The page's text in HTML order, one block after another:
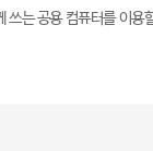
쓰는 공용 컴퓨터를 이